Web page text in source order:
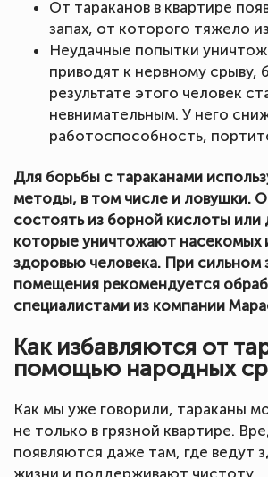
От тараканов в квартире
запах, от которого тяжело
Неудачные попытки
приводят к нервному срыву,
результате этого человек
невнимательным. У него
работоспособность,
Для борьбы с тараканами
методы, в том числе и ловушки.
состоять из борной кислоты или
которые уничтожают насекомых
здоровью человека. При сильном
помещения рекомендуется
специалистами из компании
Как избавляются от
помощью народных
Как мы уже говорили, тараканы
не только в грязной квартире.
появляются даже там, где ведут